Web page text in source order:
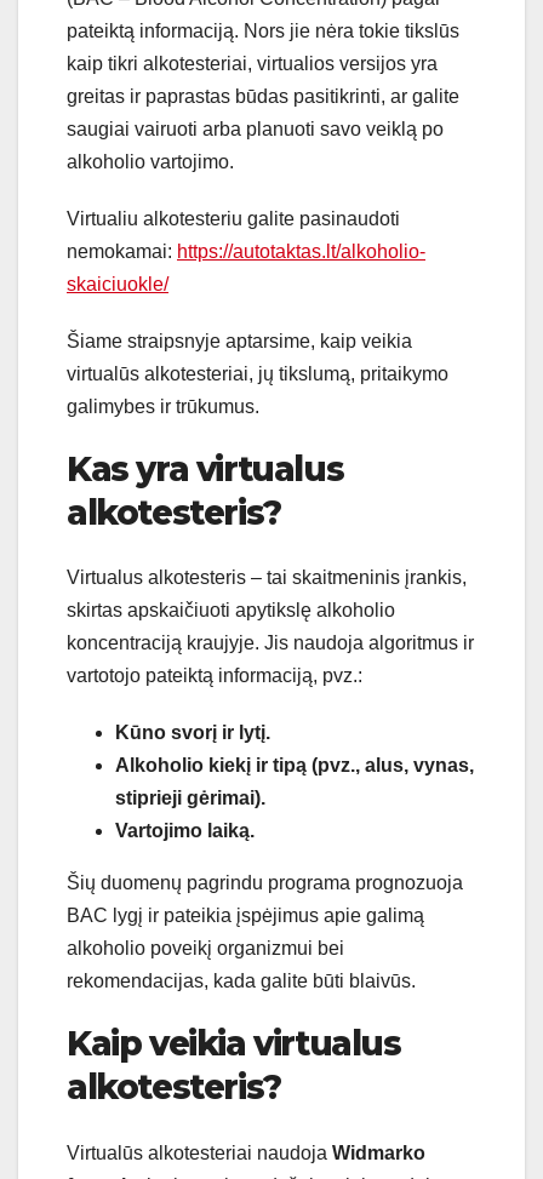
pateiktą informaciją. Nors jie nėra tokie tikslūs
kaip tikri alkotesteriai, virtualios versijos yra
greitas ir paprastas būdas pasitikrinti, ar galite
saugiai vairuoti arba planuoti savo veiklą po
alkoholio vartojimo.
Virtualiu alkotesteriu galite pasinaudoti
nemokamai: https://autotaktas.lt/alkoholio-
skaiciuokle/
Šiame straipsnyje aptarsime, kaip veikia
virtualūs alkotesteriai, jų tikslumą, pritaikymo
galimybes ir trūkumus.
Kas yra virtualus
alkotesteris?
Virtualus alkotesteris – tai skaitmeninis įrankis,
skirtas apskaičiuoti apytikslę alkoholio
koncentraciją kraujyje. Jis naudoja algoritmus ir
vartotojo pateiktą informaciją, pvz.:
Kūno svorį ir lytį.
Alkoholio kiekį ir tipą (pvz., alus, vynas,
stiprieji gėrimai).
Vartojimo laiką.
Šių duomenų pagrindu programa prognozuoja
BAC lygį ir pateikia įspėjimus apie galimą
alkoholio poveikį organizmui bei
rekomendacijas, kada galite būti blaivūs.
Kaip veikia virtualus
alkotesteris?
Virtualūs alkotesteriai naudoja Widmarko